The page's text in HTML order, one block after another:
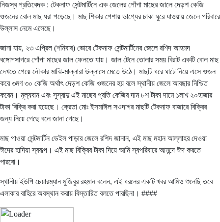
নিজস্ব প্রতিবেদক : টেকনাফ সেন্টমার্টিনে এক জেলের পোঁপা মাছের জালে দেড়শ কেজি
ওজনের বোল মাছ ধরা পড়েছে। মাছ শিকার পেশায় ভাগ্যের চাকা ঘুরে যাওয়ায় জেলে পরিবারে
উল্লাস নেমে এসেছে।
জানা যায়, ২৩ এপ্রিল (শনিবার) ভোরে টেকনাফ সেন্টমার্টিনের জেলে রশিদ আহমদ
বঙ্গোপসাগরে পোঁপা মাছের জাল ফেলতে যায়। জাল টেনে তোলার সময় বিরাট একটি বোল মাছ
দেখতে পেয়ে নৌকার মাঝি-মাল্লারা উল্লাসে মেতে উঠে। মাছটি ধরে ঘাটে নিয়ে এসে ওজন
করে ৩মণ ৩০ কেজি অর্থাৎ দেড়শ কেজি ওজনের হয় বলে স্থানীয় জেলে আবছার নিশ্চিত
করেন। মূল্যবান এবং সুস্বাদু এই মাছের প্রতি কেজির দাম ৮শ টাকা দামে ১লাখ ২০হাজার
টাকা বিক্রি করা হয়েছে। ক্রেতা মোঃ ইসমাঈল সওদাগর মাছটি টেকনাফ বাজারে বিক্রির
জন্য নিয়ে গেছে বলে জানা গেছে।
মাছ পাওয়া সেন্টমার্টিন ডেইল পাড়ার জেলে রশিদ জানান, এই মাছ মহান আল্লাহর দেওয়া
ঈদের হাদিয়া স্বরূপ। এই মাছ বিক্রির টাকা দিয়ে আমি স্বপরিবারে আনন্দে ঈদ করতে
পারবো।
স্থানীয় ইউপি চেয়ারম্যান মুজিবুর রহমান বলেন, এই ধরনের একটি খবর আমিও শুনেছি তবে
এলাকার বাহিরে অবস্থান করায় বিস্তারিত বলতে পারছিনা। ####